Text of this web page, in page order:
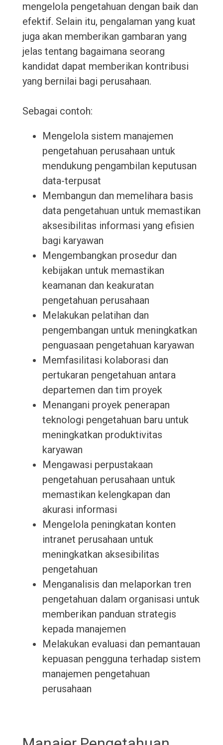
mengelola pengetahuan dengan baik dan
efektif. Selain itu, pengalaman yang kuat
juga akan memberikan gambaran yang
jelas tentang bagaimana seorang
kandidat dapat memberikan kontribusi
yang bernilai bagi perusahaan.
Sebagai contoh:
Mengelola sistem manajemen
pengetahuan perusahaan untuk
mendukung pengambilan keputusan
data-terpusat
Membangun dan memelihara basis
data pengetahuan untuk memastikan
aksesibilitas informasi yang efisien
bagi karyawan
Mengembangkan prosedur dan
kebijakan untuk memastikan
keamanan dan keakuratan
pengetahuan perusahaan
Melakukan pelatihan dan
pengembangan untuk meningkatkan
penguasaan pengetahuan karyawan
Memfasilitasi kolaborasi dan
pertukaran pengetahuan antara
departemen dan tim proyek
Menangani proyek penerapan
teknologi pengetahuan baru untuk
meningkatkan produktivitas
karyawan
Mengawasi perpustakaan
pengetahuan perusahaan untuk
memastikan kelengkapan dan
akurasi informasi
Mengelola peningkatan konten
intranet perusahaan untuk
meningkatkan aksesibilitas
pengetahuan
Menganalisis dan melaporkan tren
pengetahuan dalam organisasi untuk
memberikan panduan strategis
kepada manajemen
Melakukan evaluasi dan pemantauan
kepuasan pengguna terhadap sistem
manajemen pengetahuan
perusahaan